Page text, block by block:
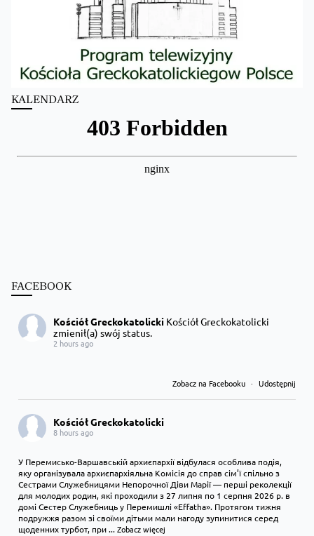
KALENDARZ
FACEBOOK
Kościół Greckokatolicki Kościół Greckokatolicki
zmienił(a) swój status.
2 hours ago
Zobacz na Facebooku · Udostępnij
Kościół Greckokatolicki
8 hours ago
У Перемисько-Варшавській архиєпархії відбулася особлива подія,
яку організувала архиєпархіяльна Комісія до справ сім’ї спільно з
Сестрами Служебницями Непорочної Діви Марії — перші реколекції
для молодих родин, які проходили з 27 липня по 1 серпня 2026 р. в
домі Сестер Служебниць у Перемишлі «Effatha». Протягом тижня
подружжя разом зі своїми дітьми мали нагоду зупинитися серед
щоденних турбот, при...Zobacz więcej